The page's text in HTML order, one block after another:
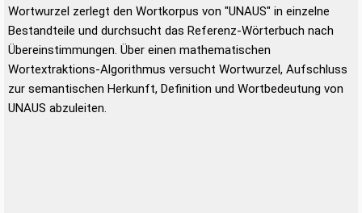
Wortwurzel zerlegt den Wortkorpus von "UNAUS" in einzelne
Bestandteile und durchsucht das Referenz-Wörterbuch nach
Übereinstimmungen. Über einen mathematischen
Wortextraktions-Algorithmus versucht Wortwurzel, Aufschluss
zur semantischen Herkunft, Definition und Wortbedeutung von
UNAUS abzuleiten.